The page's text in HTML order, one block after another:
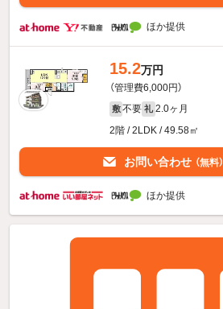
ほか提供
15.2万円
（管理費6,000円）
敷 不要 礼 2.0ヶ月
2階 / 2LDK / 49.58㎡
お問い合わせ （無料）
ほか提供